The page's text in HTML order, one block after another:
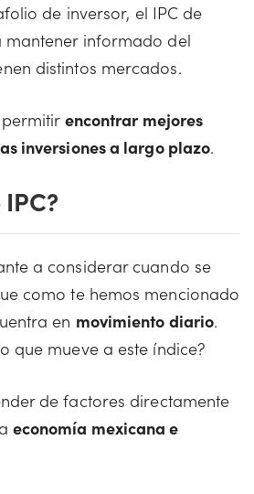
de inversor, el IPC de
informado del
distintos mercados.
encontrar mejores
inversiones a largo plazo.
a considerar cuando se
como te hemos mencionado
en movimiento diario.
que mueve a este índice?
de factores directamente
economía mexicana e